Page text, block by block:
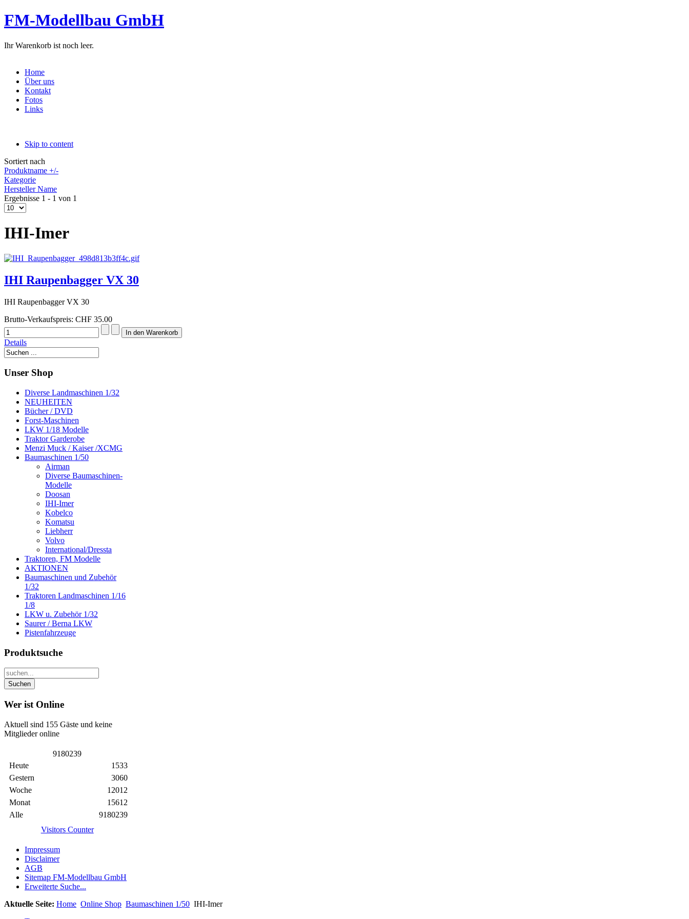
FM-Modellbau GmbH
Ihr Warenkorb ist noch leer.
Home
Über uns
Kontakt
Fotos
Links
Skip to content
Sortiert nach
Produktname +/-
Kategorie
Hersteller Name
Ergebnisse 1 - 1 von 1
IHI-Imer
IHI Raupenbagger VX 30
IHI Raupenbagger VX 30
Brutto-Verkaufspreis: CHF 35.00
Details
Unser Shop
Diverse Landmaschinen 1/32
NEUHEITEN
Bücher / DVD
Forst-Maschinen
LKW 1/18 Modelle
Traktor Garderobe
Menzi Muck / Kaiser /XCMG
Baumaschinen 1/50
Airman
Diverse Baumaschinen-
Modelle
Doosan
IHI-Imer
Kobelco
Komatsu
Liebherr
Volvo
International/Dressta
Traktoren, FM Modelle
AKTIONEN
Baumaschinen und Zubehör
1/32
Traktoren Landmaschinen 1/16
1/8
LKW u. Zubehör 1/32
Saurer / Berna LKW
Pistenfahrzeuge
Produktsuche
Wer ist Online
Aktuell sind 155 Gäste und keine
Mitglieder online
9180239
Heute
Gestern
Woche
Monat
Alle
1533
3060
12012
15612
9180239
Visitors Counter
Impressum
Disclaimer
AGB
Sitemap FM-Modellbau GmbH
Erweiterte Suche...
Aktuelle Seite: Home Online Shop Baumaschinen 1/50 IHI-Imer